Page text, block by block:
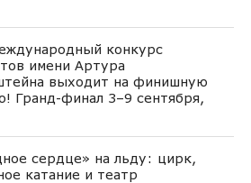
конкурс
имени Артура
выходит на финишную
Гранд-финал 3–9 сентября,
сердце» на льду: цирк,
катание и театр